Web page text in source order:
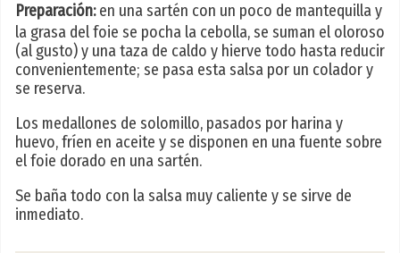
Preparación:en una sartén con un poco de mantequilla y
la grasa del foie se pocha la cebolla, se suman el oloroso
(al gusto) y una taza de caldo y hierve todo hasta reducir
convenientemente; se pasa esta salsa por un colador y
se reserva.
Los medallones de solomillo, pasados por harina y
huevo, fríen en aceite y se disponen en una fuente sobre
el foie dorado en una sartén.
Se baña todo con la salsa muy caliente y se sirve de
inmediato.